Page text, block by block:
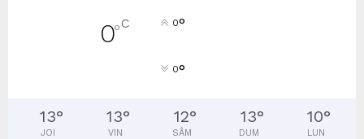
0°C 0°
0°
13°
JOI
13°
VIN
12°
SÂM
13°
DUM
10°
LUN